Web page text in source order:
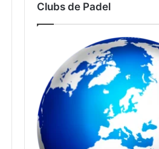
Clubs de Padel